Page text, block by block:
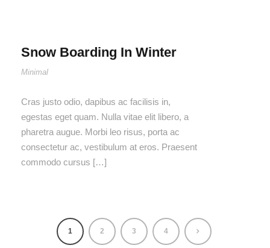
Snow Boarding In Winter
Minimal
Cras justo odio, dapibus ac facilisis in,
egestas eget quam. Nulla vitae elit libero, a
pharetra augue. Morbi leo risus, porta ac
consectetur ac, vestibulum at eros. Praesent
commodo cursus […]
1 2 3 4